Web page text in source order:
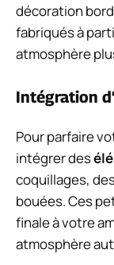
décoration
fabriqués à
atmosphère
Intégration
Pour parfaire
intégrer des
coquillages,
bouées. Ces
finale à votre
atmosphère